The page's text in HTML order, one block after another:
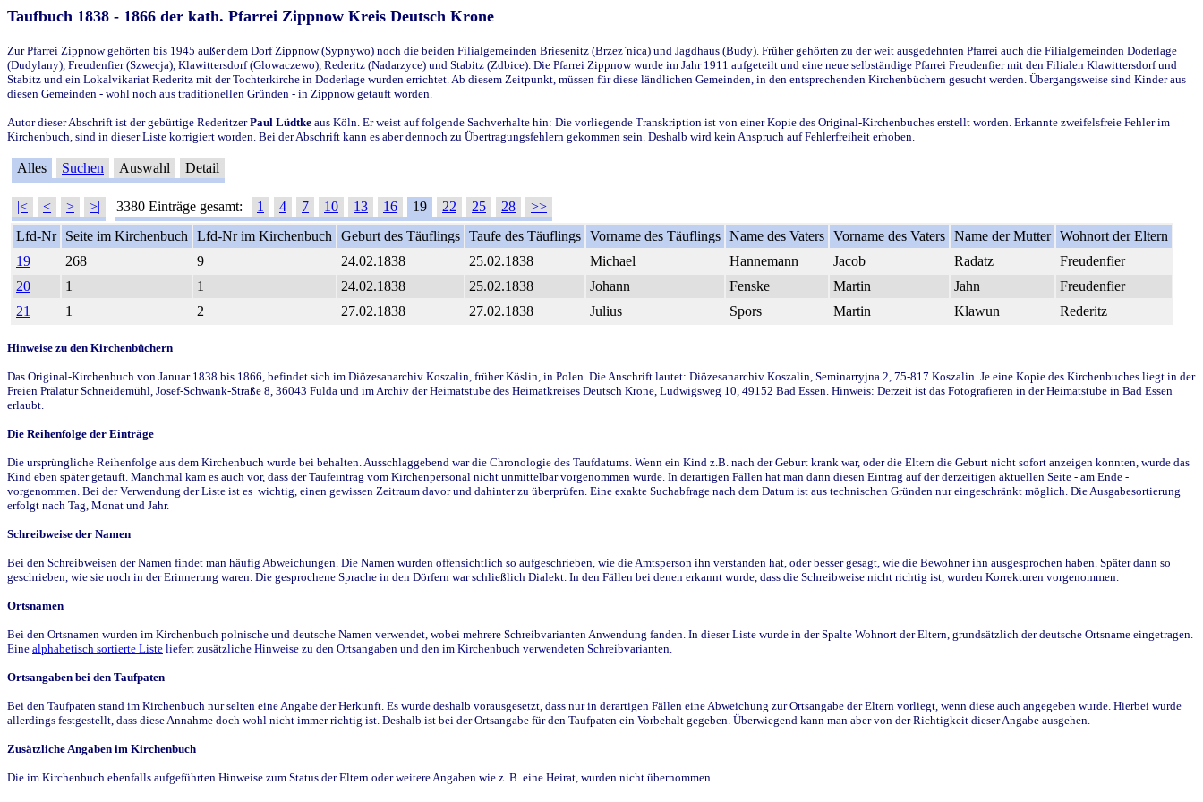
Taufbuch 1838 - 1866 der kath. Pfarrei Zippnow Kreis Deutsch Krone
Zur Pfarrei Zippnow gehörten bis 1945 außer dem Dorf Zippnow (Sypnywo) noch die beiden Filialgemeinden Briesenitz (Brzez`nica) und Jagdhaus (Budy). Früher gehörten zu der weit ausgedehnten Pfarrei auch die Filialgemeinden Doderlage
(Dudylany), Freudenfier (Szwecja), Klawittersdorf (Glowaczewo), Rederitz (Nadarzyce) und Stabitz (Zdbice). Die Pfarrei Zippnow wurde im Jahr 1911 aufgeteilt und eine neue selbständige Pfarrei Freudenfier mit den Filialen Klawittersdorf und
Stabitz und ein Lokalvikariat Rederitz mit der Tochterkirche in Doderlage wurden errichtet. Ab diesem Zeitpunkt, müssen für diese ländlichen Gemeinden, in den entsprechenden Kirchenbüchern gesucht werden. Übergangsweise sind Kinder aus
diesen Gemeinden - wohl noch aus traditionellen Gründen - in Zippnow getauft worden.
Autor dieser Abschrift ist der gebürtige RederitzerPaul Lüdtke aus Köln. Er weist auf folgende Sachverhalte hin: Die vorliegende Transkription ist von einer Kopie des Original-Kirchenbuches erstellt worden. Erkannte zweifelsfreie Fehler im
Kirchenbuch, sind in dieser Liste korrigiert worden. Bei der Abschrift kann es aber dennoch zu Übertragungsfehlern gekommen sein. Deshalb wird kein Anspruch auf Fehlerfreiheit erhoben.
Alles Suchen Auswahl Detail
|< < > >| 3380 Einträge gesamt: 1 4 7 10 13 16 19 22 25 28
>>
Lfd-Nr
Seite im Kirchenbuch Lfd-Nr im Kirchenbuch Geburt des Täuflings Taufe des Täuflings Vorname des Täuflings Name des Vaters Vorname des Vaters Name der Mutter Wohnort der Eltern
19
268 9 24.02.1838 25.02.1838 Michael Hannemann Jacob Radatz
Freudenfier
20
1 1 24.02.1838 25.02.1838 Johann Fenske Martin Jahn
Freudenfier
21
1 2 27.02.1838 27.02.1838 Julius Spors Martin Klawun Rederitz
Hinweise zu den Kirchenbüchern
Das Original-Kirchenbuch von Januar 1838 bis 1866, befindet sich im Diözesanarchiv Koszalin, früher Köslin, in Polen. Die Anschrift lautet: Diözesanarchiv Koszalin, Seminarryjna 2, 75-817 Koszalin. Je eine Kopie des Kirchenbuches liegt in der
Freien Prälatur Schneidemühl, Josef-Schwank-Straße 8, 36043 Fulda und im Archiv der Heimatstube des Heimatkreises Deutsch Krone, Ludwigsweg 10, 49152 Bad Essen. Hinweis: Derzeit ist das Fotografieren in der Heimatstube in Bad Essen
erlaubt.
Die Reihenfolge der Einträge
Die ursprüngliche Reihenfolge aus dem Kirchenbuch wurde bei behalten. Ausschlaggebend war die Chronologie des Taufdatums. Wenn ein Kind z.B. nach der Geburt krank war, oder die Eltern die Geburt nicht sofort anzeigen konnten, wurde das
Kind eben später getauft. Manchmal kam es auch vor, dass der Taufeintrag vom Kirchenpersonal nicht unmittelbar vorgenommen wurde. In derartigen Fällen hat man dann diesen Eintrag auf der derzeitigen aktuellen Seite - am Ende -
vorgenommen. Bei der Verwendung der Liste ist es wichtig, einen gewissen Zeitraum davor und dahinter zu überprüfen. Eine exakte Suchabfrage nach dem Datum ist aus technischen Gründen nur eingeschränkt möglich. Die Ausgabesortierung
erfolgt nach Tag, Monat und Jahr.
Schreibweise der Namen
Bei den Schreibweisen der Namen findet man häufig Abweichungen. Die Namen wurden offensichtlich so aufgeschrieben, wie die Amtsperson ihn verstanden hat, oder besser gesagt, wie die Bewohner ihn ausgesprochen haben. Später dann so
geschrieben, wie sie noch in der Erinnerung waren. Die gesprochene Sprache in den Dörfern war schließlich Dialekt. In den Fällen bei denen erkannt wurde, dass die Schreibweise nicht richtig ist, wurden Korrekturen vorgenommen.
Ortsnamen
Bei den Ortsnamen wurden im Kirchenbuch polnische und deutsche Namen verwendet, wobei mehrere Schreibvarianten Anwendung fanden. In dieser Liste wurde in der Spalte Wohnort der Eltern, grundsätzlich der deutsche Ortsname eingetragen.
Eine alphabetisch sortierte Liste liefert zusätzliche Hinweise zu den Ortsangaben und den im Kirchenbuch verwendeten Schreibvarianten.
Ortsangaben bei den Taufpaten
Bei den Taufpaten stand im Kirchenbuch nur selten eine Angabe der Herkunft. Es wurde deshalb vorausgesetzt, dass nur in derartigen Fällen eine Abweichung zur Ortsangabe der Eltern vorliegt, wenn diese auch angegeben wurde. Hierbei wurde
allerdings festgestellt, dass diese Annahme doch wohl nicht immer richtig ist. Deshalb ist bei der Ortsangabe für den Taufpaten ein Vorbehalt gegeben. Überwiegend kann man aber von der Richtigkeit dieser Angabe ausgehen.
Zusätzliche Angaben im Kirchenbuch
Die im Kirchenbuch ebenfalls aufgeführten Hinweise zum Status der Eltern oder weitere Angaben wie z. B. eine Heirat, wurden nicht übernommen.